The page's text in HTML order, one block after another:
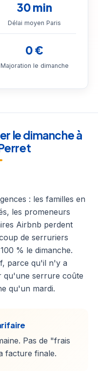
30 min
Délai moyen Paris
0 €
Majoration le dimanche
le dimanche à
: les familles en
les promeneurs
Airbnb perdent
de serruriers
% le dimanche.
parce qu'il n'y a
qu'une serrure coûte
qu'un mardi.
Pas de "frais
facture finale.